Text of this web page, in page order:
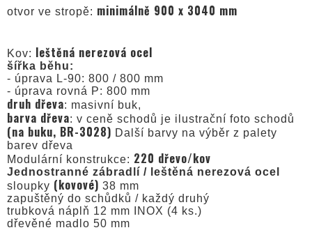
otvor ve stropě: minimálně 900 x 3040 mm
Kov: leštěná nerezová ocel
šířka běhu:
- úprava L-90: 800 / 800 mm
- úprava rovná P: 800 mm
druh dřeva: masivní buk,
barva dřeva: v ceně schodů je ilustrační foto schodů
(na buku, BR-3028) Další barvy na výběr z palety
barev dřeva
Modulární konstrukce: 220 dřevo/kov
Jednostranné zábradlí / leštěná nerezová ocel
sloupky (kovové) 38 mm
zapuštěný do schůdků / každý druhý
trubková náplň 12 mm INOX (4 ks.)
dřevěné madlo 50 mm